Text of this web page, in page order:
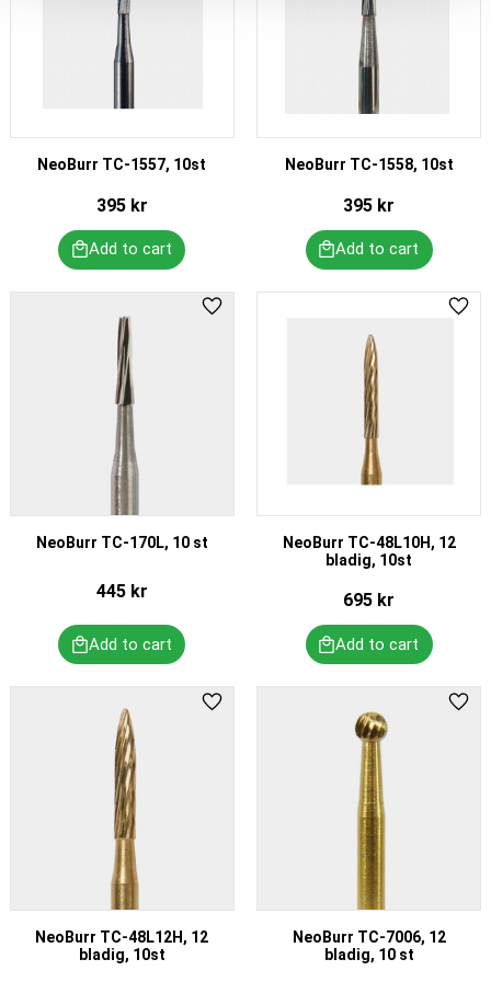
NeoBurr TC-1557, 10st
395kr
NeoBurr TC-1558, 10st
395 kr
NeoBurr TC-170L, 10 st
445kr
Add to favorites
NeoBurr TC-48L10H, 12
bladig, 10st
695 kr
Add
NeoBurr TC-48L12H, 12
bladig, 10st
Add to favorites
NeoBurr TC-7006, 12
bladig, 10 st
Add